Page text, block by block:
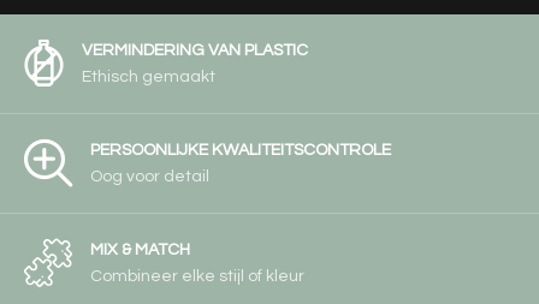
VERMINDERING VAN PLASTIC
Ethisch gemaakt
PERSOONLIJKE KWALITEITSCONTROLE
Oog voor detail
MIX & MATCH
Combineer elke stijl of kleur